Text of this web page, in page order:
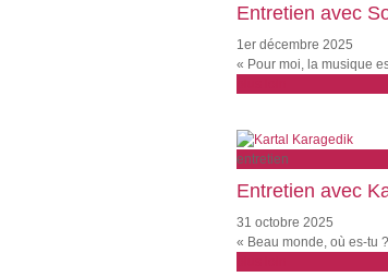
Entretien avec
1er décembre 2025
« Pour moi, la musique
entretien
Entretien avec
31 octobre 2025
« Beau monde, où es-tu